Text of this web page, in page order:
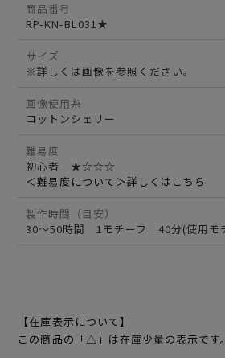
商品番号
RP-KN-BL031★
サイズ
※詳しくは画像を参照ください。
画像使用糸
コットンシェリー
難易度
初心者 ★☆☆☆
＜難易度について＞詳しくはこちら
製作時間（目安）
30～50時間 1モチーフ 40分(使用モ
【在庫表示について】
この商品の「△」は在庫少量の表示です。